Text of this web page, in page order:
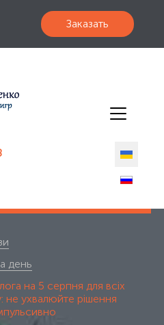
Заказать
день
на 5 серпня для всіх
не ухвалюйте рішення